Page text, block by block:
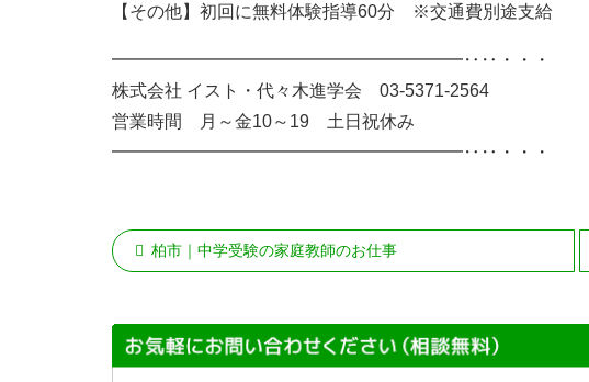
【その他】初回に無料体験指導60分 ※交通費別途支給
━━━━━━━━━━━━━━━━━━━━‥‥・・・
株式会社 イスト・代々木進学会 03-5371-2564
営業時間 月～金10～19 土日祝休み
━━━━━━━━━━━━━━━━━━━━‥‥・・・
柏市｜中学受験の家庭教師のお仕事